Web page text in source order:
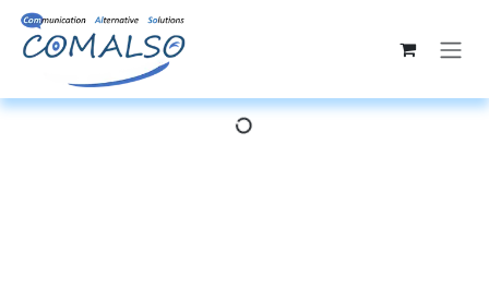
Se rendre au contenu